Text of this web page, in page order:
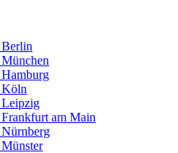
Berlin
Köln
Leipzig
am Main